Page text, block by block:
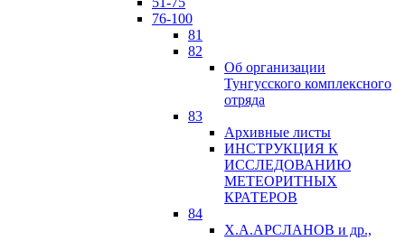
76-100
81
82
Об организации
Тунгусского комплексного
отряда
83
Архивные листы
ИНСТРУКЦИЯ К
ИССЛЕДОВАНИЮ
МЕТЕОРИТНЫХ
КРАТЕРОВ
84
Х.А.АРСЛАНОВ и др.,